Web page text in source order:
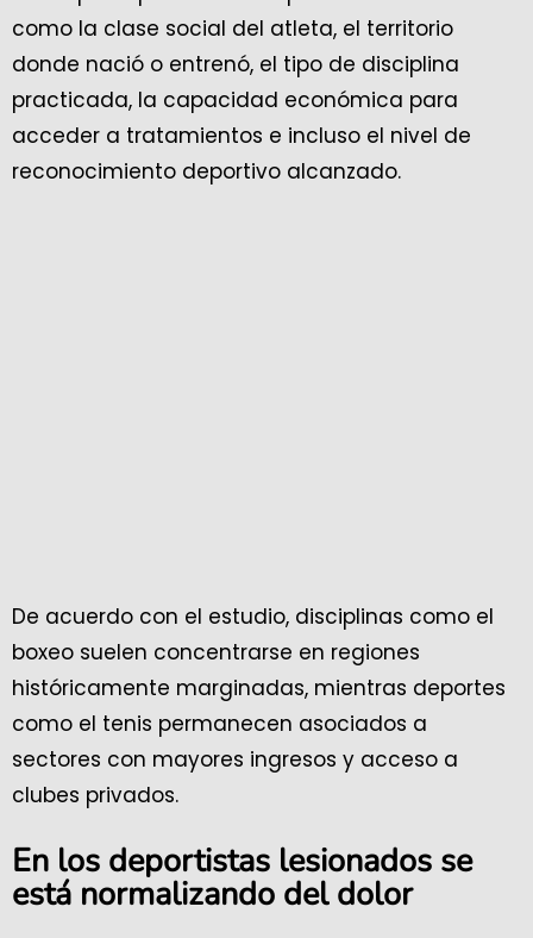
como la clase social del atleta, el territorio
donde nació o entrenó, el tipo de disciplina
practicada, la capacidad económica para
acceder a tratamientos e incluso el nivel de
reconocimiento deportivo alcanzado.
De acuerdo con el estudio, disciplinas como el
boxeo suelen concentrarse en regiones
históricamente marginadas, mientras deportes
como el tenis permanecen asociados a
sectores con mayores ingresos y acceso a
clubes privados.
En los deportistas lesionados se
está normalizando del dolor